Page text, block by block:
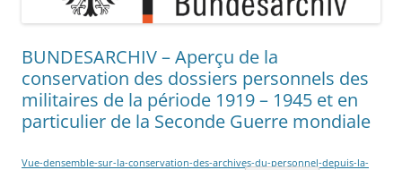
BUNDESARCHIV – Aperçu de la
conservation des dossiers personnels des
militaires de la période 1919 – 1945 et en
particulier de la Seconde Guerre mondiale
Vue-densemble-sur-la-conservation-des-archives-du-personnel-depuis-la-